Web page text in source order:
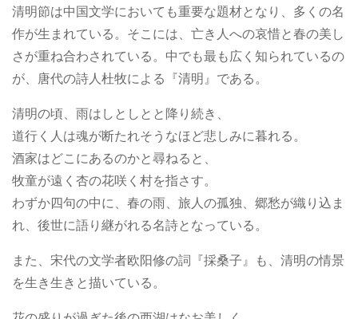
清明節は中国文学においても重要な題材となり、多くの名
作が生まれている。そこには、亡き人への哀惜と春の美し
さが重ね合わされている。中でも最も広く知られているの
が、唐代の詩人杜牧による『清明』である。
清明の頃、雨はしとしとと降り続き、
道行く人は魂が断たれそうなほど悲しみに暮れる。
酒家はどこにあるのかと尋ねると、
牧童が遠く杏の花咲く村を指さす。
わずか四句の中に、春の雨、旅人の孤独、郷愁が織り込ま
れ、後世に語り継がれる名詩となっている。
また、宋代の文学者欧阳修の詞『採桑子』も、清明の情景
を生き生きと描いている。